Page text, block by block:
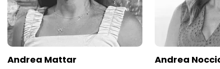
Andrea Mattar Andrea